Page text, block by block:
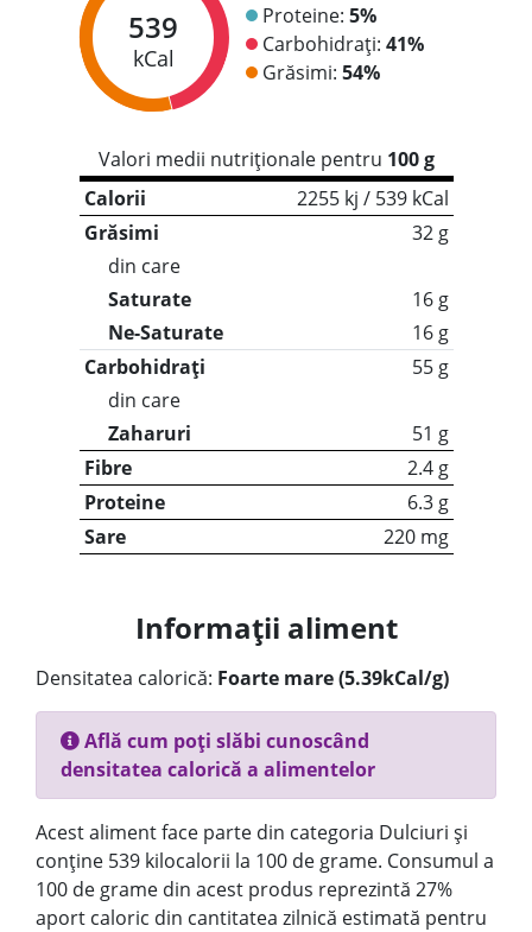
539
kCal
Proteine: 5%
Carbohidrați: 41%
Grăsimi: 54%
Valori medii nutriționale pentru 100 g
Calorii
2255 kj / 539 kCal
Grăsimi
32 g
din care
Saturate
16 g
Ne-Saturate
16 g
Carbohidrați
55 g
din care
Zaharuri
51 g
Fibre
2.4 g
Proteine
6.3 g
Sare
220 mg
Informații aliment
Densitatea calorică: Foarte mare (5.39kCal/g)
Află cum poți slăbi cunoscând
densitatea calorică a alimentelor
Acest aliment face parte din categoria Dulciuri și
conține 539 kilocalorii la 100 de grame. Consumul a
100 de grame din acest produs reprezintă 27%
aport caloric din cantitatea zilnică estimată pentru